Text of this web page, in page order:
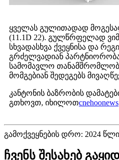
ყველას გულითადად
(11.1D 22). გულწრფელად
სხვადასხვა ქვეყნისა და
გრძელვადიან
სამომავლო
მომგებიან შედეგებს
კანტონის ბაზრობის
გთხოვთ, იხილოთcnehoonews
გამოქვეყნების დრო: 2024
ჩვენს შესახებ